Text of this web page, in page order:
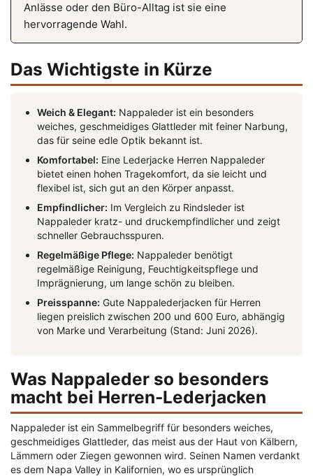
Anlässe oder den Büro-Alltag ist sie eine
hervorragende Wahl.
Das Wichtigste in Kürze
Weich & Elegant: Nappaleder ist ein besonders
weiches, geschmeidiges Glattleder mit feiner Narbung,
das für seine edle Optik bekannt ist.
Komfortabel: Eine Lederjacke Herren Nappaleder
bietet einen hohen Tragekomfort, da sie leicht und
flexibel ist, sich gut an den Körper anpasst.
Empfindlicher: Im Vergleich zu Rindsleder ist
Nappaleder kratz- und druckempfindlicher und zeigt
schneller Gebrauchsspuren.
Regelmäßige Pflege: Nappaleder benötigt
regelmäßige Reinigung, Feuchtigkeitspflege und
Imprägnierung, um lange schön zu bleiben.
Preisspanne: Gute Nappalederjacken für Herren
liegen preislich zwischen 200 und 600 Euro, abhängig
von Marke und Verarbeitung (Stand: Juni 2026).
Was Nappaleder so besonders
macht bei Herren-Lederjacken
Nappaleder ist ein Sammelbegriff für besonders weiches,
geschmeidiges Glattleder, das meist aus der Haut von Kälbern,
Lämmern oder Ziegen gewonnen wird. Seinen Namen verdankt
es dem Napa Valley in Kalifornien, wo es ursprünglich